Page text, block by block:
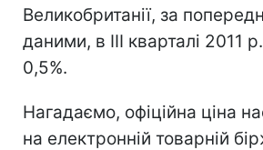
Великобританії, за
даними, в III кварталі 2011
0,5%.
Нагадаємо, офіційна ціна
на електронній товарній